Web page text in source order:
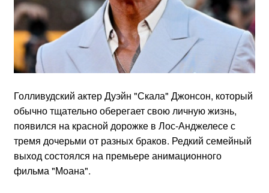
Голливудский актер Дуэйн "Скала" Джонсон, который
обычно тщательно оберегает свою личную жизнь,
появился на красной дорожке в Лос-Анджелесе с
тремя дочерьми от разных браков. Редкий семейный
выход состоялся на премьере анимационного
фильма "Моана".